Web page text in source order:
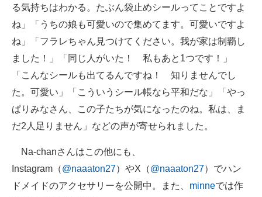
る気持ちはわかる。たぶん袋止めシールってことですよ
ね」「うちの娘も可愛いので集めてます。可愛いですよ
ね」「フラレちゃん見つけてください。我が家は制覇し
ました！」「同じ人がいた！ 私もあと1つです！」
「こんなシールも出てるんですね！ 知りませんでし
た。可愛い」「こういうシール帳なら平和だな」「やっ
ぱりみなさん、この子たちが気になったのね。私は、ま
だ2人足りません」などの声が寄せられました。
Na-chanさんはこの他にも、
Instagram（@naaaton27）やX（@naaaton27）でハン
ドメイドのアクセサリーを公開中。また、 minneでは作